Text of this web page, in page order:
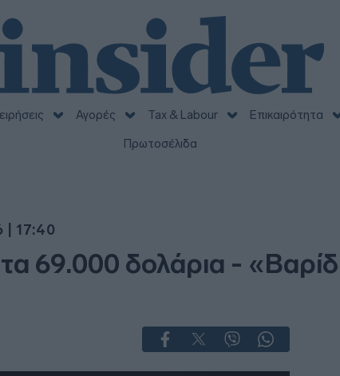
Αγορές Tax & Labour Επικαιρότητα
Πρωτοσέλιδα
| 17:40
69.000 δολάρια -